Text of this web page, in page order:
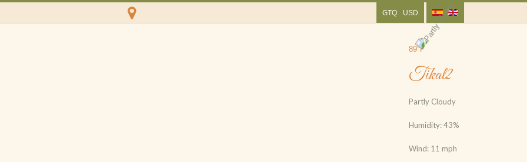
GTQ USD
89°F
Tikal2
Partly Cloudy
Humidity: 43%
Wind: 11 mph